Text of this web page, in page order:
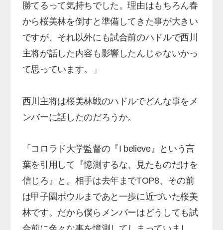
勝てるって気持ちでした。理由はもちろん春
から桜美林を倒すと準備してきた事が大きい
ですが、それ以外にも試合前のハドルで西川
主将が話した内容も影響したんじゃないかっ
て思っています。」
西川主将は桜美林戦のハドルでどんな事をメ
ンバーに話したのだろうか。
「コロラド大学監督の『I believe』という言
葉を引用して『憶測するな、見たものだけを
信じろ』と。相手は去年までTOP8、その前
は甲子園ボウルまであと一歩に近づいた桜美
林です。だから僕らメンバーはどうしても試